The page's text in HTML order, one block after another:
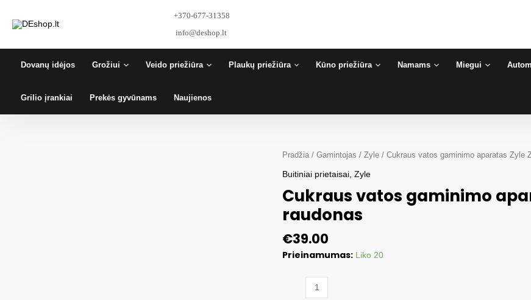
prie
+370-677-31358
info@deshop.lt
Dovanų idėjos Grožiui Veido priežiūra Plaukų priežiūra Kūno priežiūra Namams Miegui
Grilio įrankiai Prekės gyvūnams Naujienos
Pradžia /Gamintojas /Zyle / Cukraus vatos gaminimo aparatas Zyle
Buitiniai prietaisai ,Zyle
Cukraus vatos gaminimo
raudonas
€39.00
Prieinamumas: Liko 20
produkto